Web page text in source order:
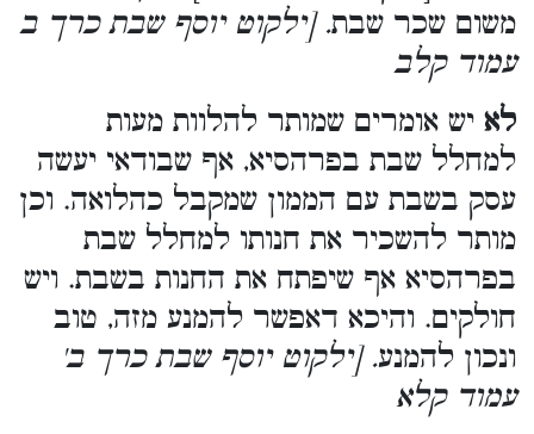
משום שכר שבת. [ילקוט יוסף שבת כרך ב
עמוד קלב
לא יש אומרים שמותר להלוות מעות
למחלל שבת בפרהסיא, אף שבודאי יעשה
עסק בשבת עם הממון שמקבל כהלואה. וכן
מותר להשכיר את חנותו למחלל שבת
בפרהסיא אף שיפתח את החנות בשבת. ויש
חולקים. והיכא דאפשר להמנע מזה, טוב
ונכון להמנע. [ילקוט יוסף שבת כרך ב'
עמוד קלא